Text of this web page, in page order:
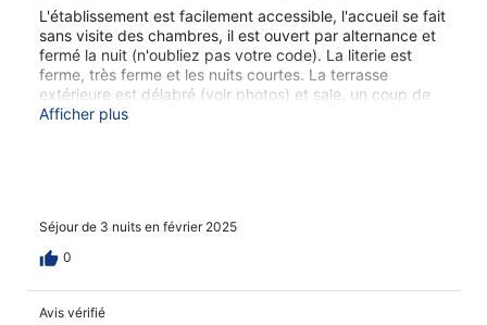
L'établissement est facilement accessible, l'accueil se fait
sans visite des chambres, il est ouvert par alternance et
fermé la nuit (n'oubliez pas votre code). La literie est
ferme, très ferme et les nuits courtes. La terrasse
extérieure est délabré (voir photos) et sale, un coup de
balais pour enlever les mégots ne serait pas inutile. Le
l'éclairage type néon est horrible ect... Bref établissement
très mal tenu ! Il faut penser à faire un autre métier. Je
passe environ 60 nuits par an à l'hôtel et je le classerait
difficilement en 1 étoile. Il suffirait juste d'embaucher des
professionnels pour remettre tout ça à son juste niveau.
Afficher plus
Séjour de 3 nuits en février 2025
0
Avis vérifié